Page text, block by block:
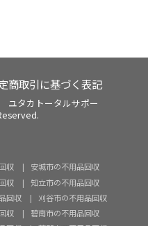
商取引に基づく表記
ユタカトータルサポー
収
安城市の不用品回収
収
知立市の不用品回収
回収
刈谷市の不用品回収
収
碧南市の不用品回収